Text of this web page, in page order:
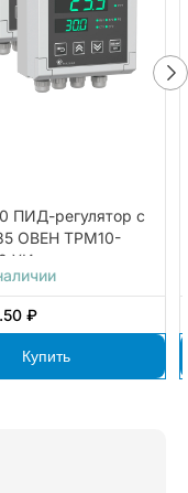
ПИД-регулятор с
ОВЕН ТРМ10-
₽
Купить